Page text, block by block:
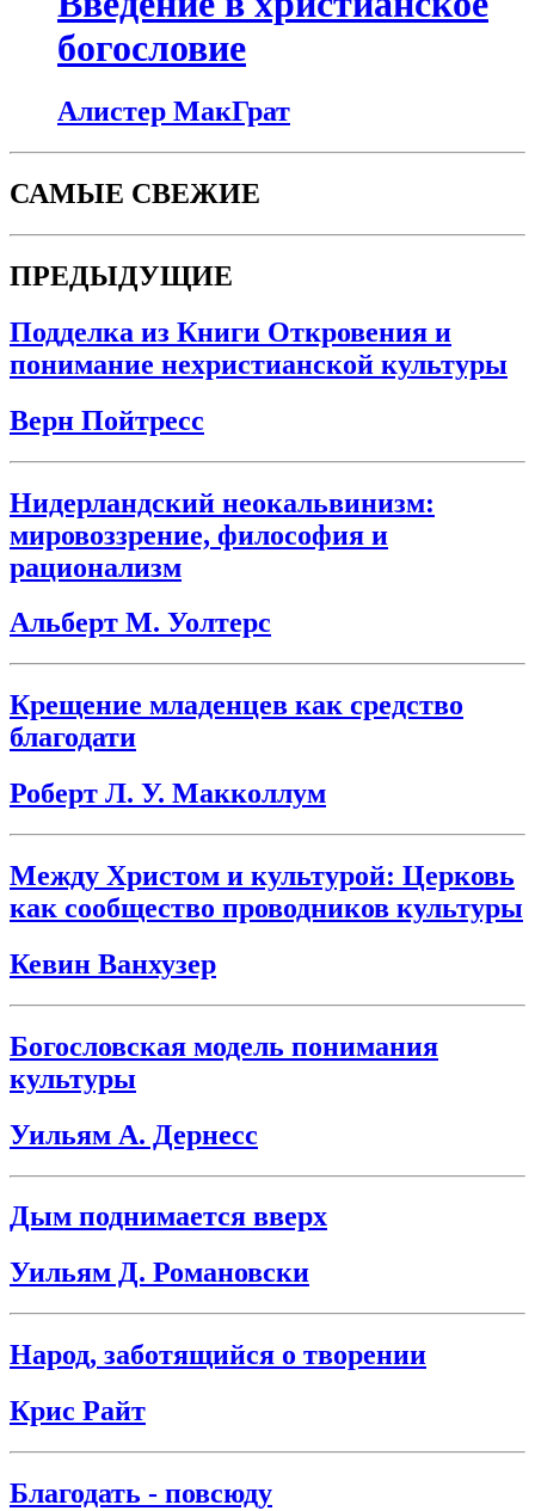
богословие
Алистер МакГрат
САМЫЕ СВЕЖИЕ
ПРЕДЫДУЩИЕ
Подделка из Книги Откровения и
понимание нехристианской культуры
Верн Пойтресс
Нидерландский неокальвинизм:
мировоззрение, философия и
рационализм
Альберт М. Уолтерс
Крещение младенцев как средство
благодати
Роберт Л. У. Макколлум
Между Христом и культурой: Церковь
как сообщество проводников культуры
Кевин Ванхузер
Богословская модель понимания
культуры
Уильям А. Дернесс
Дым поднимается вверх
Уильям Д. Романовски
Народ, заботящийся о творении
Крис Райт
Благодать - повсюду